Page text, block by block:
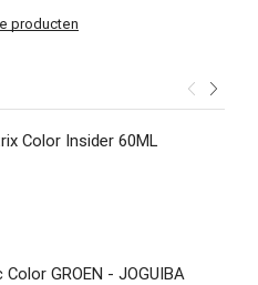
producten
Color Insider 60ML
Color GROEN - JOGUIBA